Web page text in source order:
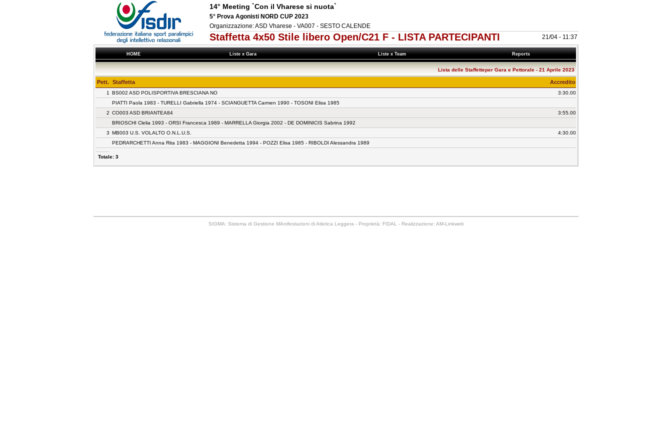
14° Meeting `Con il Vharese si nuota`
5° Prova Agonisti NORD CUP 2023
Organizzazione: ASD Vharese - VA007 - SESTO CALENDE
Staffetta 4x50 Stile libero Open/C21 F - LISTA PARTECIPANTI 21/04 - 11:37
HOME Liste x Gara Liste x Team Reports
Lista delle Staffetteper Gara e Pettorale - 21 Aprile 2023
Pett. Staffetta Accredito
1 BS002 ASD POLISPORTIVA BRESCIANA NO
3:30.00
PIATTI Paola 1983 - TURELLI Gabriella 1974 - SCIANGUETTA Carmen 1990 - TOSONI Elisa 1985
2 CO003 ASD BRIANTEA84
3:55.00
BRIOSCHI Clelia 1993 - ORSI Francesca 1989 - MARRELLA Giorgia 2002 - DE DOMINICIS Sabrina 1992
3 MB003 U.S. VOLALTO O.N.L.U.S.
4:30.00
PEDRARCHETTI Anna Rita 1983 - MAGGIONI Benedetta 1994 - POZZI Elisa 1985 - RIBOLDI Alessandra 1989
Totale: 3
SIGMA: Sistema di Gestione MAnifestazioni di Atletica Leggera - Proprietà: FIDAL - Realizzazione: AM-Linkweb